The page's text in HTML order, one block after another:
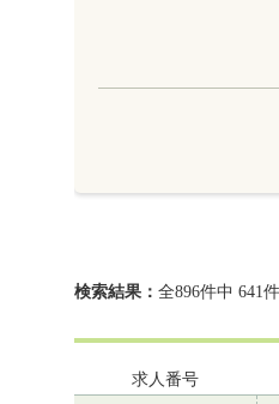
検索結果： 全896件中 641
求人番号